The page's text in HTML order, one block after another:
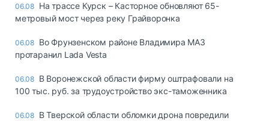
06.08 На трассе Курск – Касторное обновляют 65-
метровый мост через реку Грайворонка
06.08 Во Фрунзенском районе Владимира МАЗ
протаранил Lada Vesta
06.08 В Воронежской области фирму оштрафовали на
100 тыс. руб. за трудоустройство экс-таможенника
06.08 В Тверской области обломки дрона повредили